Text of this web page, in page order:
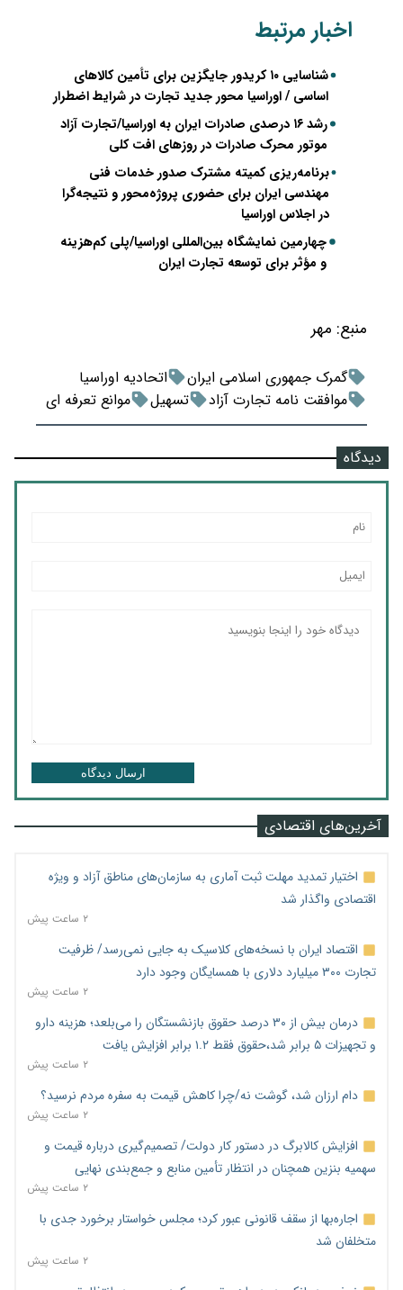
اخبار مرتبط
شناسایی ۱۰ کریدور جایگزین برای تأمین کالاهای
اساسی / اوراسیا محور جدید تجارت در شرایط اضطرار
رشد ۱۶ درصدی صادرات ایران به اوراسیا/تجارت آزاد
موتور محرک صادرات در روزهای افت کلی
برنامه‌ریزی کمیته مشترک صدور خدمات فنی
مهندسی ایران برای حضوری پروژه‌محور و نتیجه‌گرا
در اجلاس اوراسیا
چهارمین نمایشگاه بین‌المللی اوراسیا/پلی کم‌هزینه
و مؤثر برای توسعه تجارت ایران
منبع: مهر
گمرک جمهوری اسلامی ایران
اتحادیه اوراسیا
موافقت نامه تجارت آزاد
تسهیل موانع تعرفه ای
دیدگاه
ارسال دیدگاه
آخرین‌های اقتصادی
اختیار تمدید مهلت ثبت آماری به سازمان‌های مناطق آزاد و ویژه
اقتصادی واگذار شد
۲ ساعت پیش
اقتصاد ایران با نسخه‌های کلاسیک به جایی نمی‌رسد/ ظرفیت
تجارت ۳۰۰ میلیارد دلاری با همسایگان وجود دارد
۲ ساعت پیش
درمان بیش از ۳۰ درصد حقوق بازنشستگان را می‌بلعد؛ هزینه دارو
و تجهیزات ۵ برابر شد،حقوق فقط ۱.۲ برابر افزایش یافت
۲ ساعت پیش
دام ارزان شد، گوشت نه/چرا کاهش قیمت به سفره مردم نرسید؟
۲ ساعت پیش
افزایش کالابرگ در دستور کار دولت/ تصمیم‌گیری درباره قیمت و
سهمیه بنزین همچنان در انتظار تأمین منابع و جمع‌بندی نهایی
۲ ساعت پیش
اجاره‌بها از سقف قانونی عبور کرد؛ مجلس خواستار برخورد جدی با
متخلفان شد
۲ ساعت پیش